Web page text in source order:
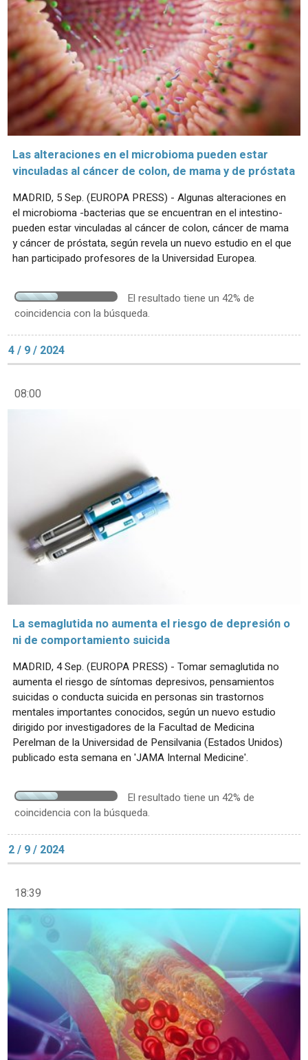
Las alteraciones en el microbioma pueden estar
vinculadas al cáncer de colon, de mama y de próstata
MADRID, 5 Sep. (EUROPA PRESS) - Algunas alteraciones en
el microbioma -bacterias que se encuentran en el intestino-
pueden estar vinculadas al cáncer de colon, cáncer de mama
y cáncer de próstata, según revela un nuevo estudio en el que
han participado profesores de la Universidad Europea.
El resultado tiene un 42% de
coincidencia con la búsqueda.
4 / 9 / 2024
08:00
La semaglutida no aumenta el riesgo de depresión o
ni de comportamiento suicida
MADRID, 4 Sep. (EUROPA PRESS) - Tomar semaglutida no
aumenta el riesgo de síntomas depresivos, pensamientos
suicidas o conducta suicida en personas sin trastornos
mentales importantes conocidos, según un nuevo estudio
dirigido por investigadores de la Facultad de Medicina
Perelman de la Universidad de Pensilvania (Estados Unidos)
publicado esta semana en 'JAMA Internal Medicine'.
El resultado tiene un 42% de
coincidencia con la búsqueda.
2 / 9 / 2024
18:39